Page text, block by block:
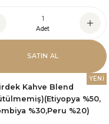
Adet
SATIN AL
YENİ
Kahve Blend
%50,
%30,Peru %20)